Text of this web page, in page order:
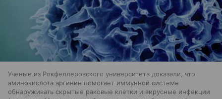
Ученые из Рокфеллеровского университета доказали, что
аминокислота аргинин помогает иммунной системе
обнаруживать скрытые раковые клетки и вирусные инфекции